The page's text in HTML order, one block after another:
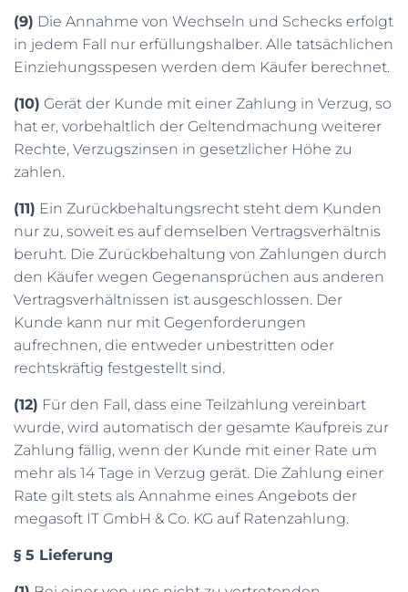
(9) Die Annahme von Wechseln und Schecks erfolgt
in jedem Fall nur erfüllungshalber. Alle tatsächlichen
Einziehungsspesen werden dem Käufer berechnet.
(10) Gerät der Kunde mit einer Zahlung in Verzug, so
hat er, vorbehaltlich der Geltendmachung weiterer
Rechte, Verzugszinsen in gesetzlicher Höhe zu
zahlen.
(11) Ein Zurückbehaltungsrecht steht dem Kunden
nur zu, soweit es auf demselben Vertragsverhältnis
beruht. Die Zurückbehaltung von Zahlungen durch
den Käufer wegen Gegenansprüchen aus anderen
Vertragsverhältnissen ist ausgeschlossen. Der
Kunde kann nur mit Gegenforderungen
aufrechnen, die entweder unbestritten oder
rechtskräftig festgestellt sind.
(12) Für den Fall, dass eine Teilzahlung vereinbart
wurde, wird automatisch der gesamte Kaufpreis zur
Zahlung fällig, wenn der Kunde mit einer Rate um
mehr als 14 Tage in Verzug gerät. Die Zahlung einer
Rate gilt stets als Annahme eines Angebots der
megasoft IT GmbH & Co. KG auf Ratenzahlung.
§ 5 Lieferung